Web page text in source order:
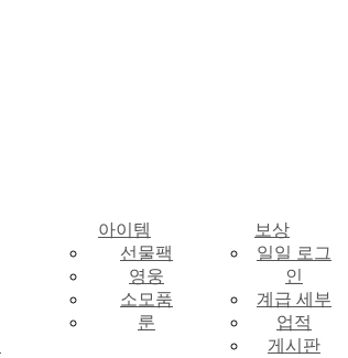
아이템
선물팩
영웅
소모품
룬
보상
일일 로그
인
계급 세부
업적
게시판